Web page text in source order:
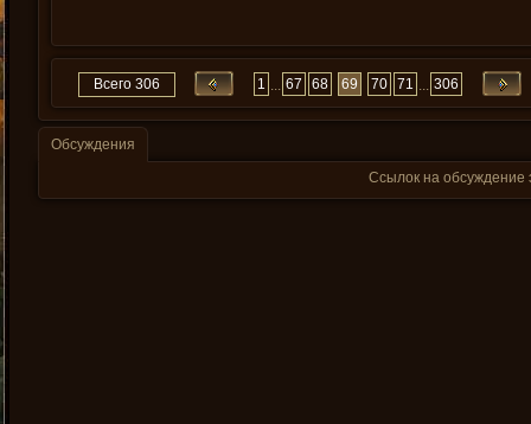
Всего 306 1 ... 67 68 69 70 71 ... 306
Обсуждения
Ссылок на обсуждение